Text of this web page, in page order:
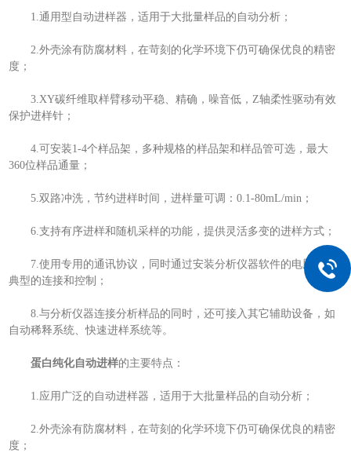
1.通用型自动进样器，适用于大批量样品的自动分析；
2.外壳涂有防腐材料，在苛刻的化学环境下仍可确保优良的精密
度；
3.XY碳纤维取样臂移动平稳、精确，噪音低，Z轴柔性驱动有效
保护进样针；
4.可安装1-4个样品架，多种规格的样品架和样品管可选，最大
360位样品通量；
5.双路冲洗，节约进样时间，进样量可调：0.1-80mL/min；
6.支持有序进样和随机采样的功能，提供灵活多变的进样方式；
7.使用专用的通讯协议，同时通过安装分析仪器软件的电脑提供
典型的连接和控制；
8.与分析仪器连接分析样品的同时，还可接入其它辅助设备，如
自动稀释系统、快速进样系统等。
蛋白纯化自动进样的主要特点：
1.应用广泛的自动进样器，适用于大批量样品的自动分析；
2.外壳涂有防腐材料，在苛刻的化学环境下仍可确保优良的精密
度；